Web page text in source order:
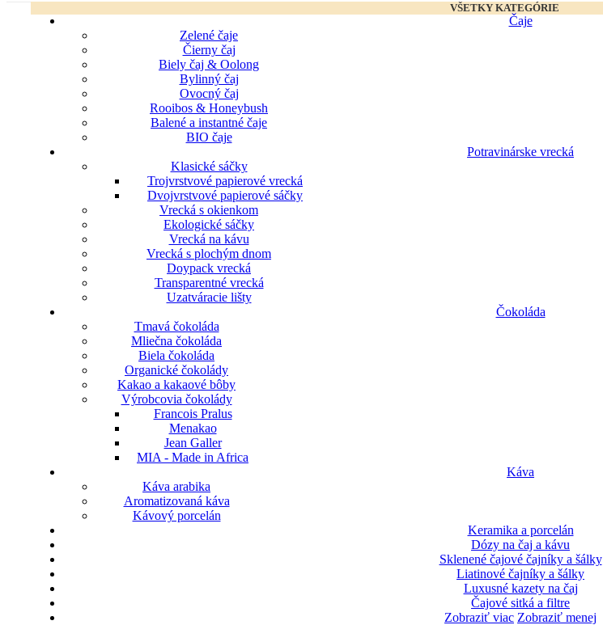
VŠETKY KATEGÓRIE
Čaje
Zelené čaje
Čierny čaj
Biely čaj & Oolong
Bylinný čaj
Ovocný čaj
Rooibos & Honeybush
Balené a instantné čaje
BIO čaje
Potravinárske vrecká
Klasické sáčky
Trojvrstvové papierové vrecká
Dvojvrstvové papierové sáčky
Vrecká s okienkom
Ekologické sáčky
Vrecká na kávu
Vrecká s plochým dnom
Doypack vrecká
Transparentné vrecká
Uzatváracie lišty
Čokoláda
Tmavá čokoláda
Mliečna čokoláda
Biela čokoláda
Organické čokolády
Kakao a kakaové bôby
Výrobcovia čokolády
Francois Pralus
Menakao
Jean Galler
MIA - Made in Africa
Káva
Káva arabika
Aromatizovaná káva
Kávový porcelán
Keramika a porcelán
Dózy na čaj a kávu
Sklenené čajové čajníky a šálky
Liatinové čajníky a šálky
Luxusné kazety na čaj
Čajové sitká a filtre
Zobraziť viac Zobraziť menej